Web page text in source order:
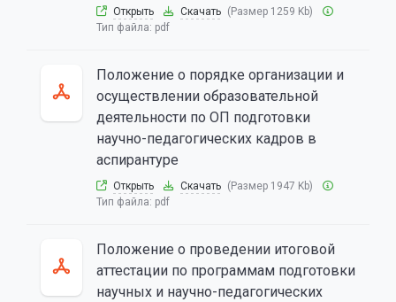
Открыть Скачать (Размер 1259 Kb)
Тип файла: pdf
Положение о порядке организации и
осуществлении образовательной
деятельности по ОП подготовки
научно-педагогических кадров в
аспирантуре
Открыть Скачать (Размер 1947 Kb)
Тип файла: pdf
Положение о проведении итоговой
аттестации по программам подготовки
научных и научно-педагогических